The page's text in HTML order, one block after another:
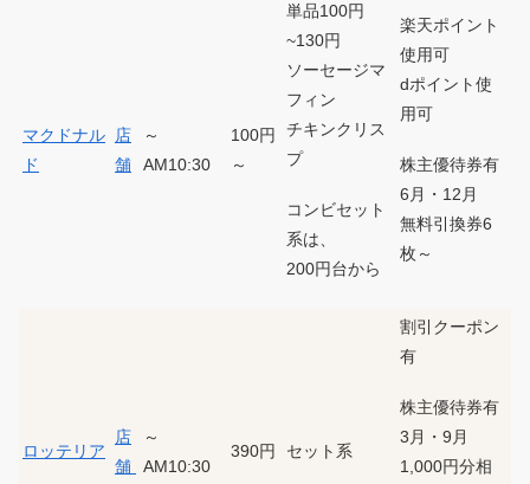
マクドナル
ド
店
舗
～
AM10:30
100円
～
単品100円
~130円
ソーセージマ
フィン
チキンクリス
プ
コンビセット
系は、
200円台から
楽天ポイント
使用可
dポイント使
用可
株主優待券有
6月・12月
無料引換券6
枚～
ロッテリア
店
舗
～
AM10:30
390円 セット系
割引クーポン
有
株主優待券有
3月・9月
1,000円分相